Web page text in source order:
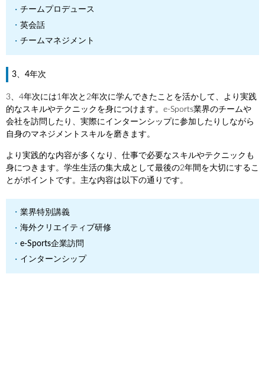
チームプロデュース
英会話
チームマネジメント
3、4年次
3、4年次には1年次と2年次に学んできたことを活かして、より実践
的なスキルやテクニックを身につけます。e-Sports業界のチームや
会社を訪問したり、実際にインターンシップに参加したりしながら
自身のマネジメントスキルを磨きます。
より実践的な内容が多くなり、仕事で必要なスキルやテクニックも
身につきます。学生生活の集大成として最後の2年間を大切にするこ
とがポイントです。主な内容は以下の通りです。
業界特別講義
海外クリエイティブ研修
e-Sports企業訪問
インターンシップ